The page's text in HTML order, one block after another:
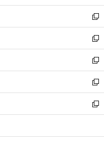
開
く
ウ
で
開
く
ン
ド
ウ
で
開
く
ウ
ィ
ン
ド
ウ
で
開
く
新
し
い
ウ
ィ
ン
ド
ウ
で
開
新
し
い
ウ
ィ
ン
ド
ウ
開
新
し
い
ウ
ィ
ン
ウ
新
し
い
ウ
ン
新
し
ウ